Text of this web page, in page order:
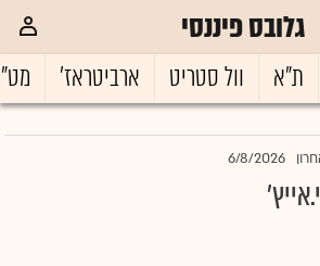
גלובס פיננסי
ת"א וול סטריט ארביטראז'
6/8/2026